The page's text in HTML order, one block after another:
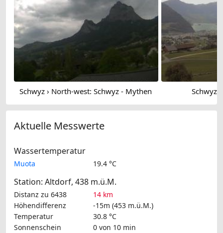
Schwyz › North-west: Schwyz - Mythen Schwyz
Aktuelle Messwerte
Wassertemperatur
Muota 19.4 °C
Station: Altdorf, 438 m.ü.M.
Distanz zu 6438
14 km
Höhendifferenz
-15m (453 m.ü.M.)
Temperatur
30.8 °C
Sonnenschein
0 von 10 min